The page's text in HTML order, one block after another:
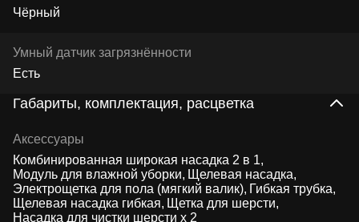
Чёрный
Умный датчик загрязнённости
Есть
Габариты, комплектация, расцветка
Аксессуары
Комбинированная широкая насадка 2 в 1
Модуль для влажной уборки
Щелевая насадка
Электрощетка для пола (мягкий валик) Гибкая трубка
Щелевая насадка гибкая
Щетка для шерсти
Насадка для чистки шерсти х 2